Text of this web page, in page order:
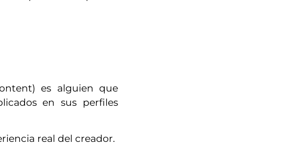
es alguien que
en sus perfiles
real del creador.